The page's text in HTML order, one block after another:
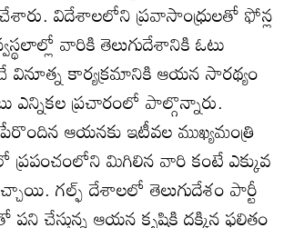
విదేశాలలోని ప్రవాసాంధ్రులతో ఫోన్ల
వారికి తెలుగుదేశానికి ఓటు
కార్యక్రమానికి ఆయన సారథ్యం
ప్రచారంలో పాల్గొన్నారు.
ఆయనకు ఇటీవల ముఖ్యమంత్రి
ప్రపంచంలోని మిగిలిన వారి కంటే ఎక్కువ
గల్ఫ్ దేశాలలో తెలుగుదేశం పార్టీ
పని చేస్తున్న ఆయన కృషికి దక్కిన ఫలితం